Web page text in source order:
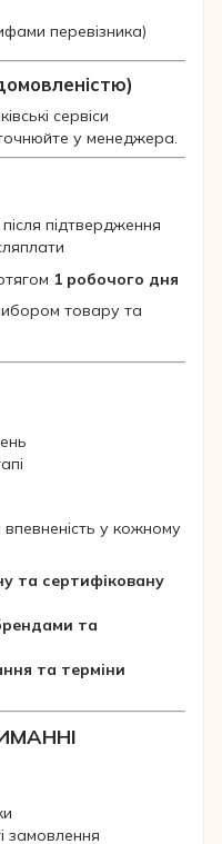
перевізника)
сервіси
у менеджера.
підтвердження
1 робочого дня
товару та
у кожному
та сертифіковану
та
та терміни
замовлення